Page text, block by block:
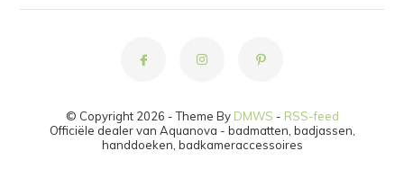
© Copyright 2026 - Theme By DMWS - RSS-feed
Officiële dealer van Aquanova - badmatten, badjassen,
handdoeken, badkameraccessoires